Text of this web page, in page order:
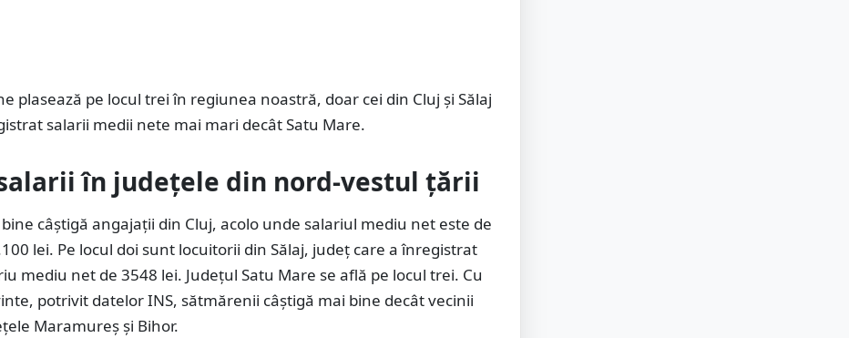
plasează pe locul trei în regiunea noastră, doar cei din Cluj și Sălaj
salarii medii nete mai mari decât Satu Mare.
în județele din nord-vestul țării
câștigă angajații din Cluj, acolo unde salariul mediu net este de
lei. Pe locul doi sunt locuitorii din Sălaj, județ care a înregistrat
mediu net de 3548 lei. Județul Satu Mare se află pe locul trei. Cu
potrivit datelor INS, sătmărenii câștigă mai bine decât vecinii
Maramureș și Bihor.